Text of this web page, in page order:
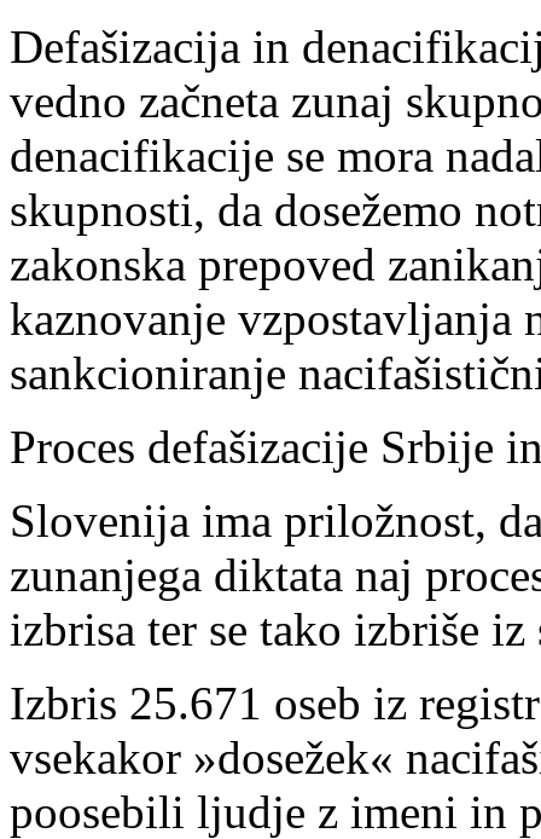
Defašizacija in
vedno začneta zunaj
denacifikacije se mora
skupnosti, da dosežemo
zakonska prepoved
kaznovanje vzpostavljanja
sankcioniranje
Proces defašizacije Srbije
Slovenija ima priložnost,
zunanjega diktata naj
izbrisa ter se tako izbriše
Izbris 25.671 oseb iz
vsekakor »dosežek«
poosebili ljudje z imeni in